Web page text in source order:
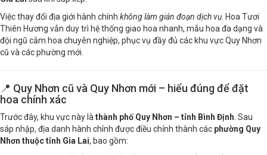
sau khi sắp xếp.
Việc thay đổi địa giới hành chính
không làm gián đoạn dịch vụ . Hoa Tươi
Thiên Hương vẫn duy trì hệ thống giao hoa nhanh, mẫu hoa đa dạng và
đội ngũ cắm hoa chuyên nghiệp, phục vụ đầy đủ các khu vực Quy Nhơn
cũ và các phường mới.
📍 Quy Nhơn cũ và Quy Nhơn mới – hiểu đúng để đặt
hoa chính xác
Trước đây, khu vực này là thành phố Quy Nhơn – tỉnh Bình Định
. Sau
sáp nhập, địa danh hành chính được điều chỉnh thành các phường Quy
Nhơn thuộc tỉnh Gia Lai , bao gồm: